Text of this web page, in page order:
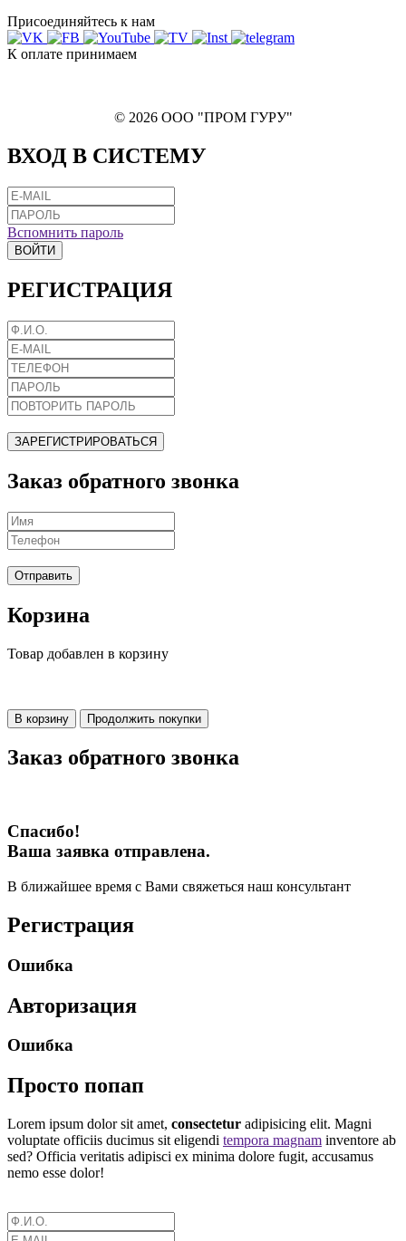
Присоединяйтесь к нам
К оплате принимаем
© 2026 ООО "ПРОМ ГУРУ"
ВХОД В СИСТЕМУ
Вспомнить пароль
ВОЙТИ
РЕГИСТРАЦИЯ
ЗАРЕГИСТРИРОВАТЬСЯ
Заказ обратного звонка
Отправить
Корзина
Товар добавлен в корзину
В корзину Продолжить покупки
Заказ обратного звонка
Спасибо!
Ваша заявка отправлена.
В ближайшее время с Вами свяжеться наш консультант
Регистрация
Ошибка
Авторизация
Ошибка
Просто попап
Lorem ipsum dolor sit amet, consectetur adipisicing elit. Magni
voluptate officiis ducimus sit eligendi tempora magnam inventore ab
sed? Officia veritatis adipisci ex minima dolore fugit, accusamus
nemo esse dolor!